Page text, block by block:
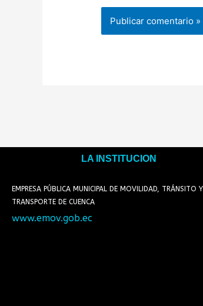
LA INSTITUCION
EMPRESA PÚBLICA MUNICIPAL DE MOVILIDAD, TRÁNSITO Y
TRANSPORTE DE CUENCA
www.emov.gob.ec